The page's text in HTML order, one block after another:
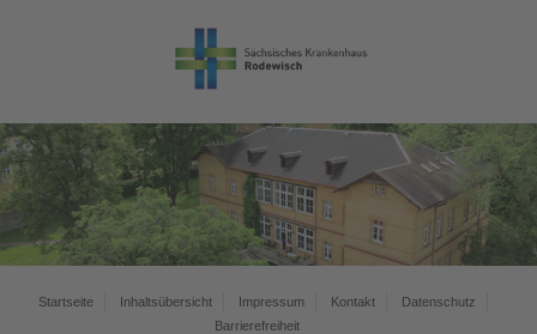
Startseite Inhaltsübersicht Impressum Kontakt
Datenschutz
Barrierefreiheit